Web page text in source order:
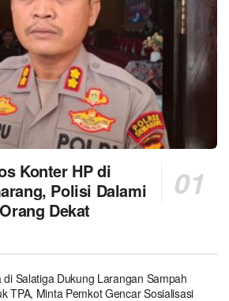
Konter HP di
Polisi Dalami
Dekat
di Salatiga Dukung Larangan Sampah
TPA, Minta Pemkot Gencar Sosialisasi